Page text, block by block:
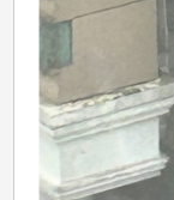
圖
18